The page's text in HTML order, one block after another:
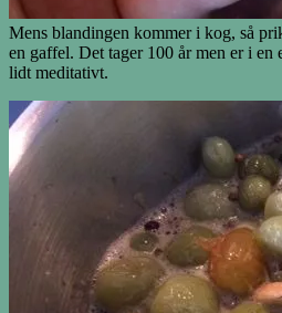
Mens blandingen kommer i kog, så
en gaffel. Det tager 100 år men er i en
lidt meditativt.